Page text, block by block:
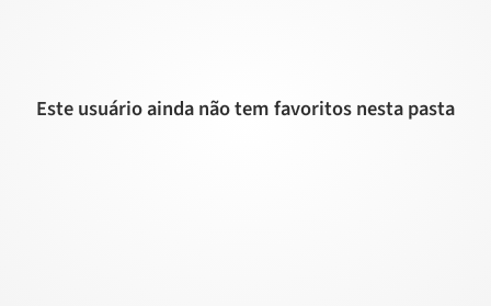
Este usuário ainda não tem favoritos nesta pasta